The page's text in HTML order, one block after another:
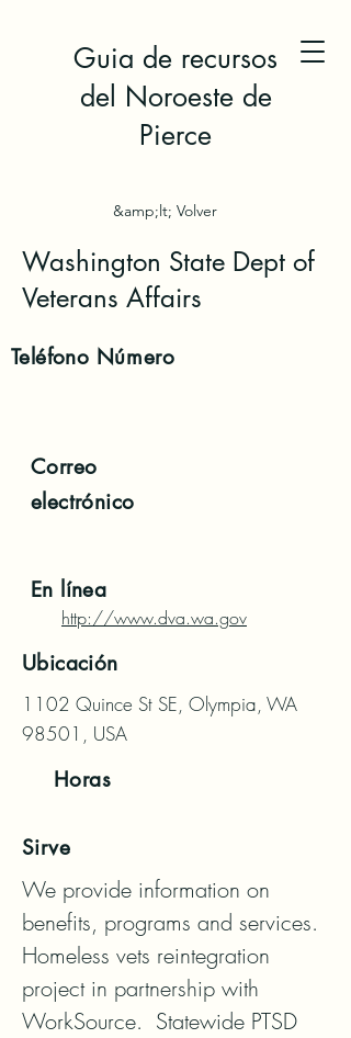
Guia de recursos
del Noroeste de
Pierce
&amp;lt; Volver
Washington State Dept of
Veterans Affairs
Teléfono Número
Correo
electrónico
En línea
http://www.dva.wa.gov
Ubicación
1102 Quince St SE, Olympia, WA
98501, USA
Horas
Sirve
We provide information on
benefits, programs and services.
Homeless vets reintegration
project in partnership with
WorkSource.  Statewide PTSD